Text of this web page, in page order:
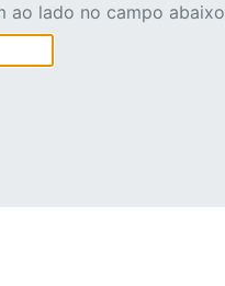
ao lado no campo abaixo